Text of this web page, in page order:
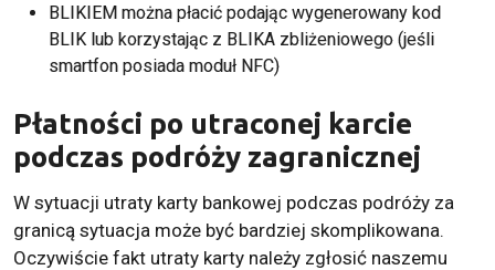
BLIKIEM można płacić podając wygenerowany kod
BLIK lub korzystając z BLIKA zbliżeniowego (jeśli
smartfon posiada moduł NFC)
Płatności po utraconej karcie
podczas podróży zagranicznej
W sytuacji utraty karty bankowej podczas podróży za
granicą sytuacja może być bardziej skomplikowana.
Oczywiście fakt utraty karty należy zgłosić naszemu